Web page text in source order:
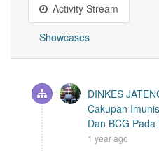
Activity Stream
Showcases
DINKES
Cakupan
Dan BCG
1 year ago